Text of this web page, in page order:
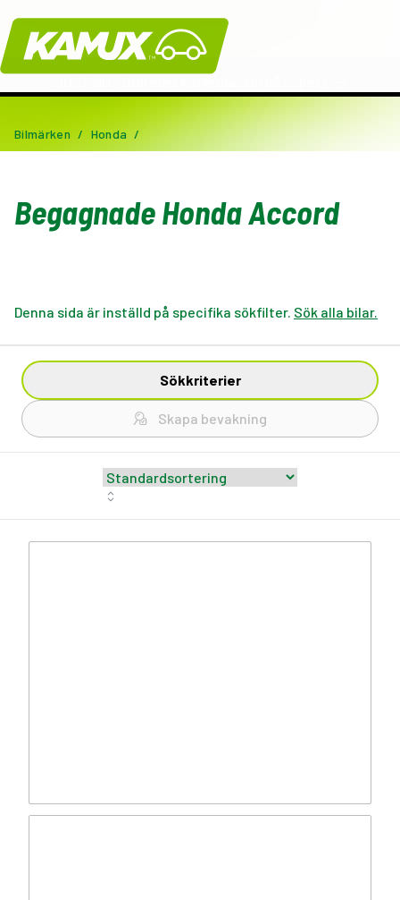
Kamux
Bilmärken / Honda /
Begagnade Honda Accord
Denna sida är inställd på specifika sökfilter. Sök alla bilar.
Sökkriterier
Skapa bevakning